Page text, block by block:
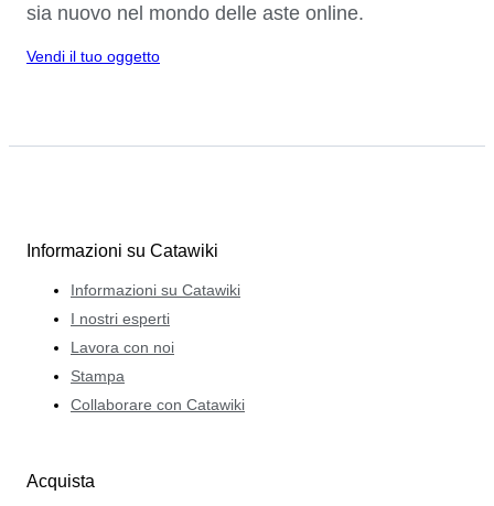
sia nuovo nel mondo delle aste online.
Vendi il tuo oggetto
Informazioni su Catawiki
Informazioni su Catawiki
I nostri esperti
Lavora con noi
Stampa
Collaborare con Catawiki
Acquista